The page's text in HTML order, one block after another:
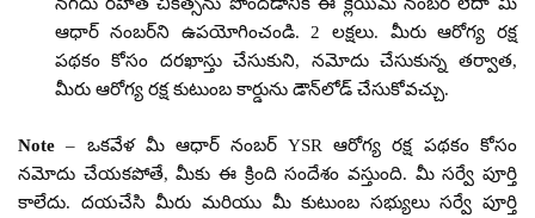
ఆధార్ నంబర్‌ని ఉపయోగించండి. 2 లక్షలు. మీరు ఆరోగ్య రక్ష
పథకం కోసం దరఖాస్తు చేసుకుని, నమోదు చేసుకున్న తర్వాత,
మీరు ఆరోగ్య రక్ష కుటుంబ కార్డును డౌన్‌లోడ్ చేసుకోవచ్చు.
Note – ఒకవేళ మీ ఆధార్ నంబర్ YSR ఆరోగ్య రక్ష పథకం కోసం
నమోదు చేయకపోతే, మీకు ఈ క్రింది సందేశం వస్తుంది. మీ సర్వే పూర్తి
కాలేదు. దయచేసి మీరు మరియు మీ కుటుంబ సభ్యులు సర్వే పూర్తి